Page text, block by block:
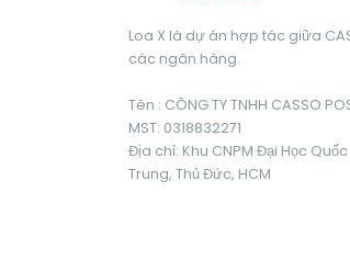
Loa X là dự án hợp tác giữa
các ngân hàng.
Tên : CÔNG TY TNHH CASSO
MST: 0318832271
Địa chỉ: Khu CNPM Đại Học Quốc
Trung, Thủ Đức, HCM